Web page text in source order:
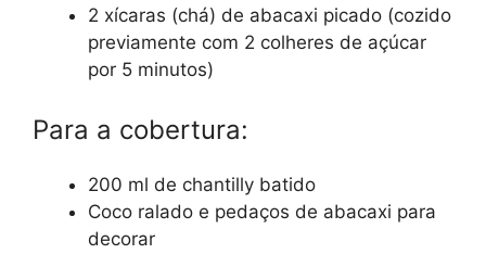
2 xícaras (chá) de abacaxi picado (cozido
previamente com 2 colheres de açúcar
por 5 minutos)
Para a cobertura:
200 ml de chantilly batido
Coco ralado e pedaços de abacaxi para
decorar